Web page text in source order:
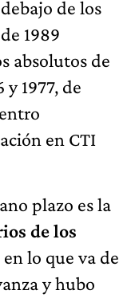
1989
absolutos de
y 1977, de
en CTI
de los
en lo que va de
y hubo
, de acuerdo